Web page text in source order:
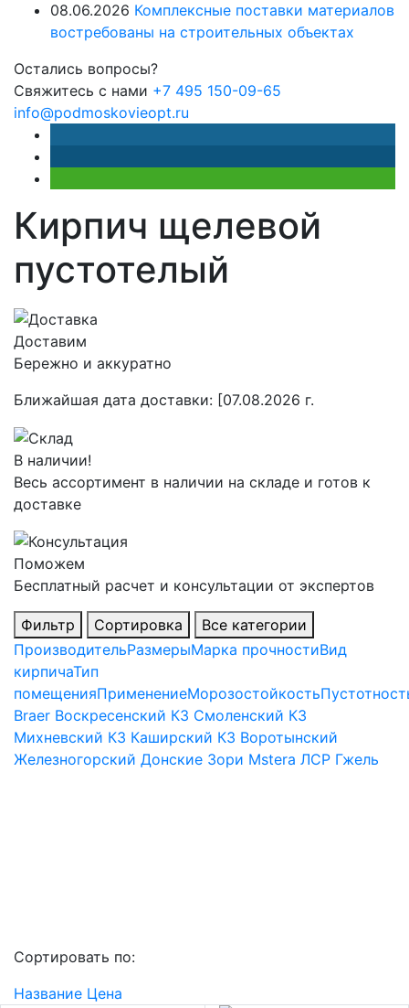
08.06.2026 Комплексные поставки материалов
востребованы на строительных объектах
Остались вопросы?
Свяжитесь с нами +7 495 150-09-65
info@podmoskovieopt.ru
Кирпич щелевой
пустотелый
Доставим
Бережно и аккуратно
Ближайшая дата доставки: [07.08.2026 г.
В наличии!
Весь ассортимент в наличии на складе и готов к
доставке
Поможем
Бесплатный расчет и консультации от экспертов
Фильтр Сортировка
Все категории
ПроизводительРазмерыМарка прочностиВид
кирпичаТип
помещенияПрименениеМорозостойкость
Braer Воскресенский КЗ Смоленский КЗ
Михневский КЗ Каширский КЗ Воротынский
Железногорский Донские Зори Mstera ЛСР Гжель
Сортировать по:
Название Цена